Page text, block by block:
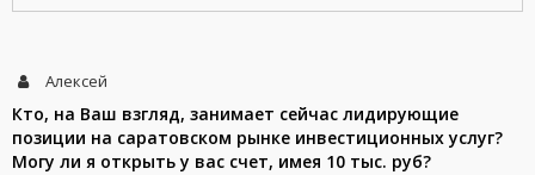
Алексей
Кто, на Ваш взгляд, занимает сейчас лидирующие
позиции на саратовском рынке инвестиционных услуг?
Могу ли я открыть у вас счет, имея 10 тыс. руб?